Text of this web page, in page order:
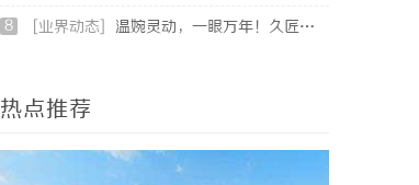
8 [业界动态] 温婉灵动，一眼万年！久匠量身定制的眉眼唇，才是你整张脸的点睛之笔！淡颜系女生的气质加分项
热点推荐